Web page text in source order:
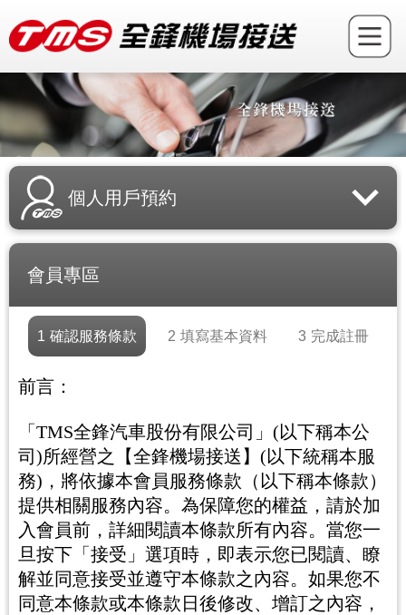
個人用戶預約
會員專區
1 確認服務條款 2 填寫基本資料 3 完成註冊
前言：
「TMS全鋒汽車股份有限公司」(以下稱本公
司)所經營之【全鋒機場接送】(以下統稱本服
務)，將依據本會員服務條款（以下稱本條款）
提供相關服務內容。為保障您的權益，請於加
入會員前，詳細閱讀本條款所有內容。當您一
旦按下「接受」選項時，即表示您已閱讀、瞭
解並同意接受並遵守本條款之內容。如果您不
同意本條款或本條款日後修改、增訂之內容，